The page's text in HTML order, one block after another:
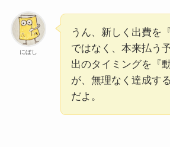
にぼし
うん、新しく出費を
ではなく、本来払う
出のタイミングを『
が、無理なく達成す
だよ。